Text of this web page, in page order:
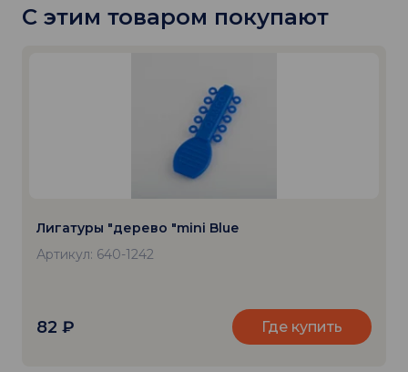
С этим товаром покупают
Лигатуры "дерево "mini Blue
Артикул: 640-1242
82 ₽ Где купить